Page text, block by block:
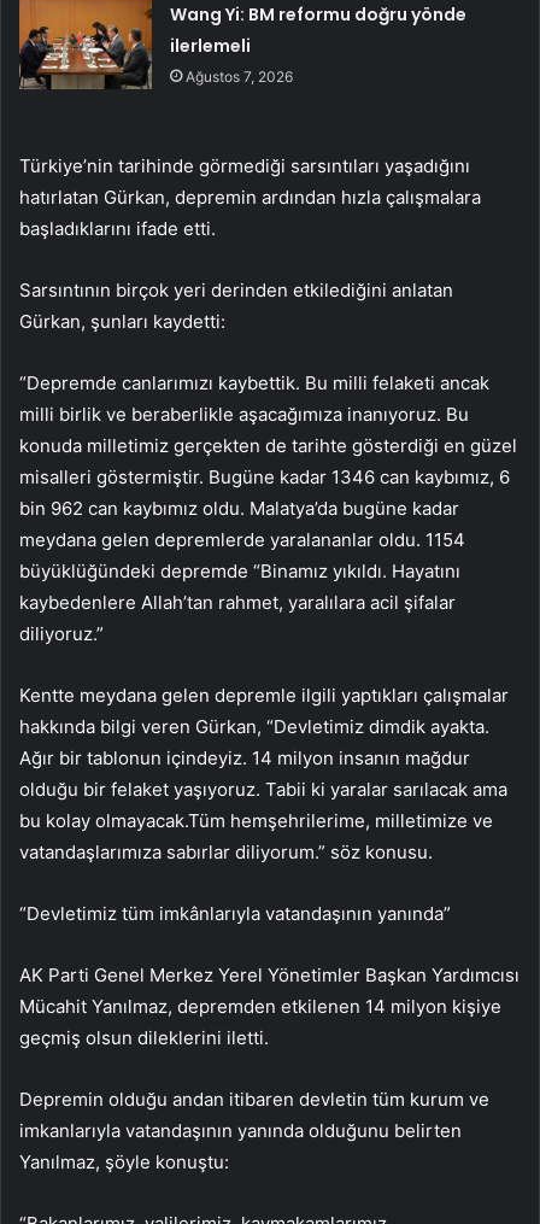
Wang Yi: BM reformu doğru yönde
ilerlemeli
Ağustos 7, 2026
Türkiye’nin tarihinde görmediği sarsıntıları yaşadığını
hatırlatan Gürkan, depremin ardından hızla çalışmalara
başladıklarını ifade etti.
Sarsıntının birçok yeri derinden etkilediğini anlatan
Gürkan, şunları kaydetti:
“Depremde canlarımızı kaybettik. Bu milli felaketi ancak
milli birlik ve beraberlikle aşacağımıza inanıyoruz. Bu
konuda milletimiz gerçekten de tarihte gösterdiği en güzel
misalleri göstermiştir. Bugüne kadar 1346 can kaybımız, 6
bin 962 can kaybımız oldu. Malatya’da bugüne kadar
meydana gelen depremlerde yaralananlar oldu. 1154
büyüklüğündeki depremde “Binamız yıkıldı. Hayatını
kaybedenlere Allah’tan rahmet, yaralılara acil şifalar
diliyoruz.”
Kentte meydana gelen depremle ilgili yaptıkları çalışmalar
hakkında bilgi veren Gürkan, “Devletimiz dimdik ayakta.
Ağır bir tablonun içindeyiz. 14 milyon insanın mağdur
olduğu bir felaket yaşıyoruz. Tabii ki yaralar sarılacak ama
bu kolay olmayacak.Tüm hemşehrilerime, milletimize ve
vatandaşlarımıza sabırlar diliyorum.” söz konusu.
“Devletimiz tüm imkânlarıyla vatandaşının yanında”
AK Parti Genel Merkez Yerel Yönetimler Başkan Yardımcısı
Mücahit Yanılmaz, depremden etkilenen 14 milyon kişiye
geçmiş olsun dileklerini iletti.
Depremin olduğu andan itibaren devletin tüm kurum ve
imkanlarıyla vatandaşının yanında olduğunu belirten
Yanılmaz, şöyle konuştu: